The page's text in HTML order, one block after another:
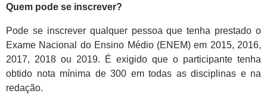
Quem pode se inscrever?
Pode se inscrever qualquer pessoa que tenha prestado o
Exame Nacional do Ensino Médio (ENEM) em 2015, 2016,
2017, 2018 ou 2019. É exigido que o participante tenha
obtido nota mínima de 300 em todas as disciplinas e na
redação.